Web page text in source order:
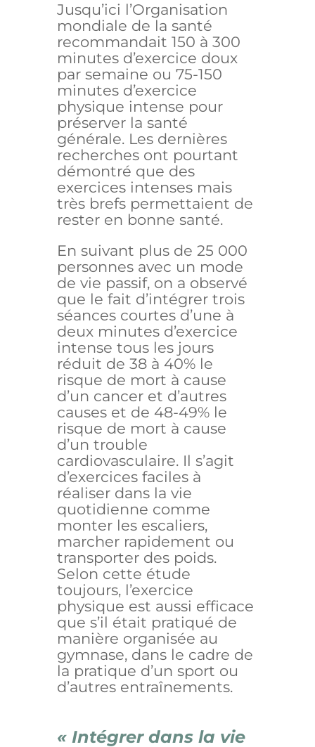
Jusqu’ici l’Organisation
mondiale de la santé
recommandait 150 à 300
minutes d’exercice doux
par semaine ou 75-150
minutes d’exercice
physique intense pour
préserver la santé
générale. Les dernières
recherches ont pourtant
démontré que des
exercices intenses mais
très brefs permettaient de
rester en bonne santé.
En suivant plus de 25 000
personnes avec un mode
de vie passif, on a observé
que le fait d’intégrer trois
séances courtes d’une à
deux minutes d’exercice
intense tous les jours
réduit de 38 à 40% le
risque de mort à cause
d’un cancer et d’autres
causes et de 48-49% le
risque de mort à cause
d’un trouble
cardiovasculaire. Il s’agit
d’exercices faciles à
réaliser dans la vie
quotidienne comme
monter les escaliers,
marcher rapidement ou
transporter des poids.
Selon cette étude
toujours, l’exercice
physique est aussi efficace
que s’il était pratiqué de
manière organisée au
gymnase, dans le cadre de
la pratique d’un sport ou
d’autres entraînements.
« Intégrer dans la vie